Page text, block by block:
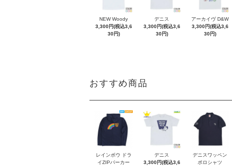
NEW Woody
3,300円(税込3,6
30円)
デニス
3,300円(税込3,6
30円)
アーカイヴ D&W
3,300円(税込3,6
30円)
おすすめ商品
レインボウ ドラ
イZIPパーカー
デニス
3,300円(税込3,6
デニスワッペン
ポロシャツ